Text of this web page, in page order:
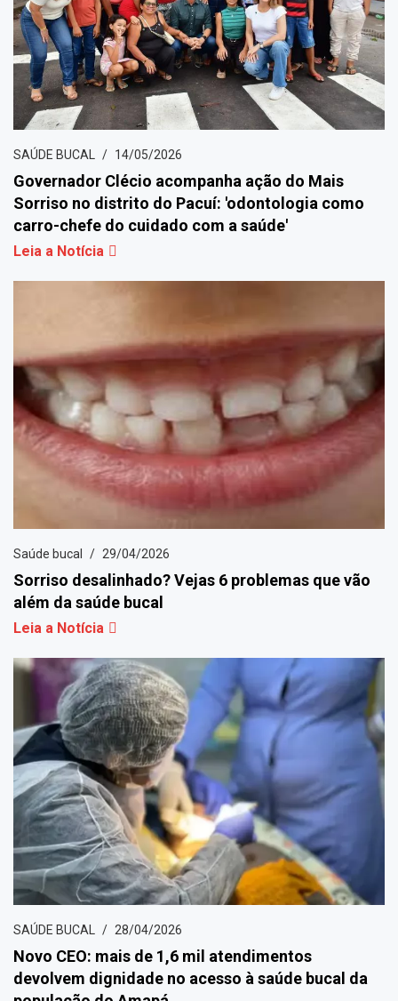
SAÚDE BUCAL 14/05/2026
Governador Clécio acompanha ação do Mais
Sorriso no distrito do Pacuí: 'odontologia como
carro-chefe do cuidado com a saúde'
Leia a Notícia
Saúde bucal 29/04/2026
Sorriso desalinhado? Vejas 6 problemas que vão
além da saúde bucal
Leia a Notícia
SAÚDE BUCAL 28/04/2026
Novo CEO: mais de 1,6 mil atendimentos
devolvem dignidade no acesso à saúde bucal da